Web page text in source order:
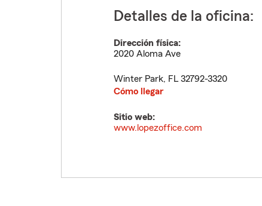
Detalles de la oficina:
Dirección física:
2020 Aloma Ave
Winter Park, FL 32792-3320
Cómo llegar
Sitio web:
www.lopezoffice.com